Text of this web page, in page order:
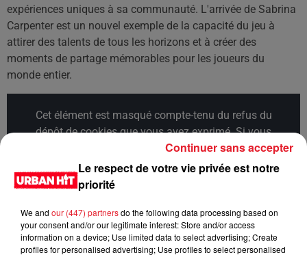
expériences uniques à sa communauté. L'arrivée de Sabrina
Carpenter est un nouvel exemple de la capacité du jeu à
attirer des talents de tous les horizons et à créer des
moments de partage mémorables pour les joueurs du
monde entier.
Cet élément est masqué compte-tenu du refus du
dépôt de cookies que vous avez exprimé. Si vous
souhaitez l'afficher, merci de nous donner votre accord
en cliquant sur le bouton ci-dessous.
LES DERNIÈRES NEWS Voir plus
Le respect de votre vie privée est notre
priorité
We and our (447) partnersdo the following data processing based on
your consent and/or our legitimate interest: Store and/or access
information on a device; Use limited data to select advertising; Create
profiles for personalised advertising; Use profiles to select personalised
Continuer sans accepter